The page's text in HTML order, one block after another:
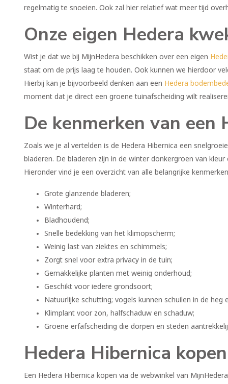
regelmatig te snoeien. Ook zal hier relatief wat meer tijd
Onze eigen Hedera
Wist je dat we bij MijnHedera beschikken over een eigen
staat om de prijs laag te houden. Ook kunnen we hierdoor
Hierbij kan je bijvoorbeeld denken aan een Hedera
moment dat je direct een groene tuinafscheiding wilt
De kenmerken van een
Zoals we je al vertelden is de Hedera Hibernica een
bladeren. De bladeren zijn in de winter donkergroen van
Hieronder vind je een overzicht van alle belangrijke
Grote glanzende bladeren;
Winterhard;
Bladhoudend;
Snelle bedekking van het klimopscherm;
Weinig last van ziektes en schimmels;
Zorgt snel voor extra privacy in de tuin;
Gemakkelijke planten met weinig onderhoud;
Geschikt voor iedere grondsoort;
Natuurlijke schutting; vogels kunnen schuilen in de heg
Klimplant voor zon, halfschaduw en schaduw;
Groene erfafscheiding die dorpen en steden
Hedera Hibernica
Een Hedera Hibernica kopen via de webwinkel van